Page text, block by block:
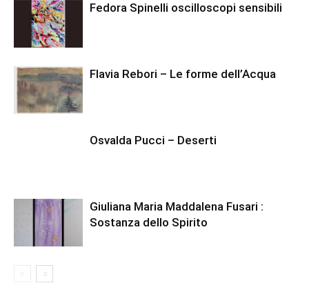
Fedora Spinelli oscilloscopi sensibili
Flavia Rebori – Le forme dell’Acqua
Osvalda Pucci – Deserti
Giuliana Maria Maddalena Fusari :
Sostanza dello Spirito